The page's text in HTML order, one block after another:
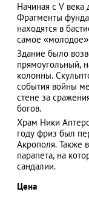
Начиная с V
Фрагменты
находятся в
самое
Здание было
прямоугольный,
колонны.
события войны
стене за
богов.
Храм Ники
году фриз был
Акрополя. Также
парапета, на
сандалии.
Цена